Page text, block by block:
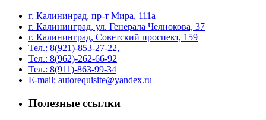
г. Калининрад, пр-т Мира, 111а
г. Калининград, ул. Генерала Челнокова, 37
г. Калининград, Советский проспект, 159
Тел.: 8(921)-853-27-22,
Тел.: 8(962)-262-66-92
Тел.: 8(911)-863-99-34
E-mail: autorequisite@yandex.ru
Полезные ссылки